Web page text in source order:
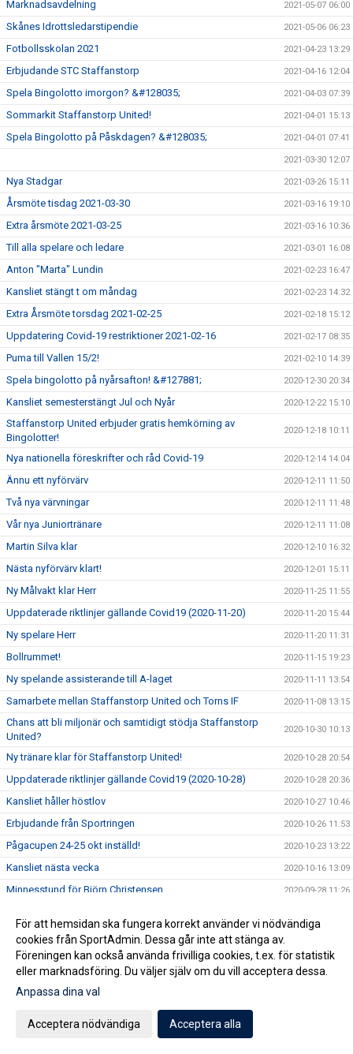
Marknadsavdelning 2021-05-07 06:00
Skånes Idrottsledarstipendie 2021-05-06 06:23
Fotbollsskolan 2021 2021-04-23 13:29
Erbjudande STC Staffanstorp 2021-04-16 12:04
Spela Bingolotto imorgon? &#128035; 2021-04-03 07:39
Sommarkit Staffanstorp United! 2021-04-01 15:13
Spela Bingolotto på Påskdagen? &#128035; 2021-04-01 07:41
2021-03-30 12:07
Nya Stadgar 2021-03-26 15:11
Årsmöte tisdag 2021-03-30 2021-03-16 19:10
Extra årsmöte 2021-03-25 2021-03-16 10:36
Till alla spelare och ledare 2021-03-01 16:08
Anton "Marta" Lundin 2021-02-23 16:47
Kansliet stängt t om måndag 2021-02-23 14:32
Extra Årsmöte torsdag 2021-02-25 2021-02-18 15:12
Uppdatering Covid-19 restriktioner 2021-02-16 2021-02-17 08:35
Puma till Vallen 15/2! 2021-02-10 14:39
Spela bingolotto på nyårsafton! &#127881; 2020-12-30 20:34
Kansliet semesterstängt Jul och Nyår 2020-12-22 15:10
Staffanstorp United erbjuder gratis hemkörning av
Bingolotter!
2020-12-18 10:11
Nya nationella föreskrifter och råd Covid-19 2020-12-14 14:04
Ännu ett nyförvärv 2020-12-11 11:50
Två nya värvningar 2020-12-11 11:48
Vår nya Juniortränare 2020-12-11 11:08
Martin Silva klar 2020-12-10 16:32
Nästa nyförvärv klart! 2020-12-01 15:11
Ny Målvakt klar Herr 2020-11-25 11:55
Uppdaterade riktlinjer gällande Covid19 (2020-11-20) 2020-11-20 15:44
Ny spelare Herr 2020-11-20 11:31
Bollrummet! 2020-11-15 19:23
Ny spelande assisterande till A-laget 2020-11-11 13:54
Samarbete mellan Staffanstorp United och Torns IF 2020-11-08 13:15
Chans att bli miljonär och samtidigt stödja Staffanstorp
United?
2020-10-30 10:13
Ny tränare klar för Staffanstorp United! 2020-10-28 20:54
Uppdaterade riktlinjer gällande Covid19 (2020-10-28) 2020-10-28 20:36
Kansliet håller höstlov 2020-10-27 10:46
Erbjudande från Sportringen 2020-10-26 11:53
Pågacupen 24-25 okt inställd! 2020-10-23 13:22
Kansliet nästa vecka 2020-10-16 13:09
Minnesstund för Björn Christensen 2020-09-28 11:26
Minnesstund för Jörgen Månsson
Utbildning i september 2020-09-09 13:42
Jörgen Månsson har avlidit
Nya Riktlinjer
Glad Sommar önskar Kansliet
För att hemsidan ska fungera korrekt använder vi nödvändiga
cookies från SportAdmin. Dessa går inte att stänga av.
Föreningen kan också använda frivilliga cookies, t.ex. för statistik
eller marknadsföring. Du väljer själv om du vill acceptera dessa.
Anpassa dina val
Acceptera nödvändiga Acceptera alla